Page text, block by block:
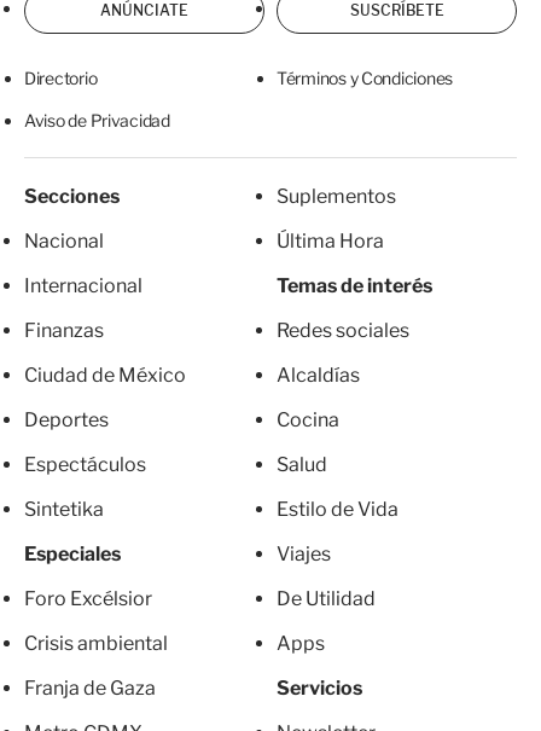
ANÚNCIATE SUSCRÍBETE
Directorio Términos y Condiciones
Aviso de Privacidad
Secciones
Nacional
Internacional
Finanzas
Ciudad de México
Deportes
Espectáculos
Sintetika
Especiales
Foro Excélsior
Crisis ambiental
Franja de Gaza
Suplementos
Última Hora
Temas de interés
Redes sociales
Alcaldías
Cocina
Salud
Estilo de Vida
Viajes
De Utilidad
Apps
Servicios